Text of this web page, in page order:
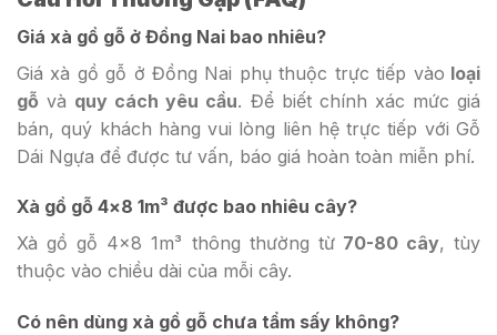
Giá xà gồ gỗ ở Đồng Nai bao nhiêu?
Giá xà gồ gỗ ở Đồng Nai phụ thuộc trực tiếp vào loại
gỗ và quy cách yêu cầu. Để biết chính xác mức giá
bán, quý khách hàng vui lòng liên hệ trực tiếp với Gỗ
Dái Ngựa để được tư vấn, báo giá hoàn toàn miễn phí.
Xà gồ gỗ 4×8 1m³ được bao nhiêu cây?
Xà gồ gỗ 4×8 1m³ thông thường từ70-80 cây, tùy
thuộc vào chiều dài của mỗi cây.
Có nên dùng xà gồ gỗ chưa tẩm sấy không?